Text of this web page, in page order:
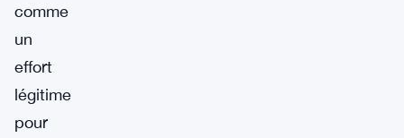
comme
un
effort
légitime
pour